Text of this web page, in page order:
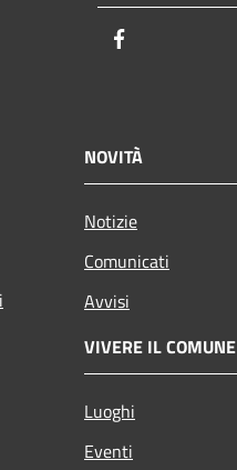
NOVITÀ
Notizie
Comunicati
Avvisi
VIVERE IL COMUNE
Luoghi
Eventi